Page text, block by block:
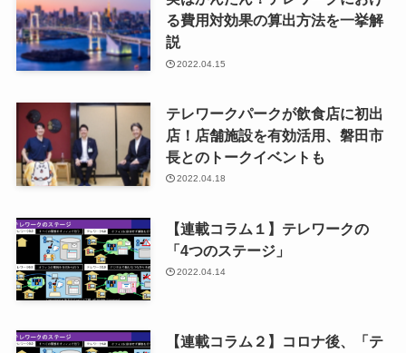
る費用対効果の算出方法を一挙解
説
2022.04.15
テレワークパークが飲食店に初出
店！店舗施設を有効活用、磐田市
長とのトークイベントも
2022.04.18
【連載コラム１】テレワークの
「4つのステージ」
2022.04.14
【連載コラム２】コロナ後、「テ